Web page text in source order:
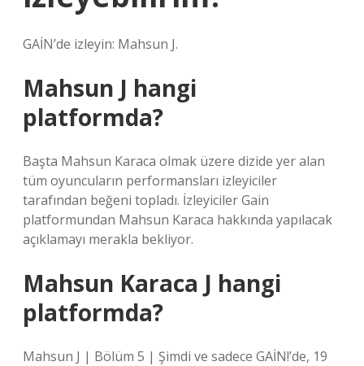
GAİN’de izleyin: Mahsun J.
Mahsun J hangi
platformda?
Başta Mahsun Karaca olmak üzere dizide yer alan
tüm oyuncuların performansları izleyiciler
tarafından beğeni topladı. İzleyiciler Gain
platformundan Mahsun Karaca hakkında yapılacak
açıklamayı merakla bekliyor.
Mahsun Karaca J hangi
platformda?
Mahsun J | Bölüm 5 | Şimdi ve sadece GAİN!’de, 19